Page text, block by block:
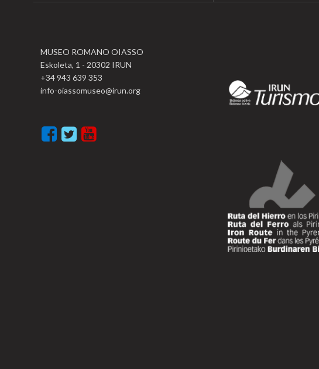
MUSEO ROMANO OIASSO
Eskoleta, 1 - 20302 IRUN
+34 943 639 353
info-oiassomuseo@irun.org